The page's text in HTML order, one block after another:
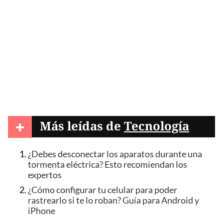
+ Más leídas de Tecnología
¿Debes desconectar los aparatos durante una
tormenta eléctrica? Esto recomiendan los
expertos
¿Cómo configurar tu celular para poder
rastrearlo si te lo roban? Guía para Android y
iPhone